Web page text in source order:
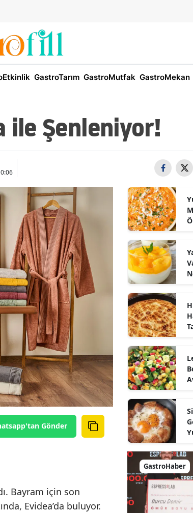
GastroTarım GastroMutfak GastroMekan
ile Şenleniyor!
Gönder
Bayram için son
Evidea’da buluyor.
GastroHaber